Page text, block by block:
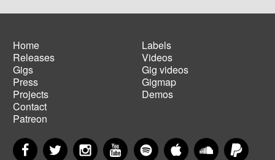
Main
navigation
Home
Releases
Gigs
Press
Projects
Contact
Patreon
Footer
menu
Labels
Videos
Gig videos
Gigmap
Demos
FacebookTwitter InstagramYouTubeSpotify Apple MusicSoundCloud